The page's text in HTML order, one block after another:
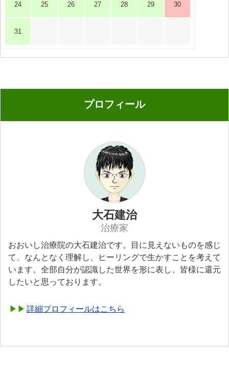
24 25 26 27 28 29 30
31
プロフィール
大石建治
治療家
おおいし治療院の大石建治です。目に見えないものを感じ
て、なんとなく理解し、ヒーリングで生かすことを考えて
います。全部自分が認識した世界を形に表し、皆様に還元
したいと思っております。
詳細プロフィールはこちら